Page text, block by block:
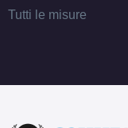
Tutti le misure